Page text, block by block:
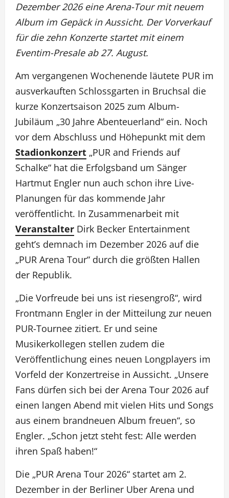
Dezember 2026 eine Arena-Tour mit neuem
Album im Gepäck in Aussicht. Der Vorverkauf
für die zehn Konzerte startet mit einem
Eventim-Presale ab 27. August.
Am vergangenen Wochenende läutete PUR im
ausverkauften Schlossgarten in Bruchsal die
kurze Konzertsaison 2025 zum Album-
Jubiläum „30 Jahre Abenteuerland“ ein. Noch
vor dem Abschluss und Höhepunkt mit dem
Stadionkonzert „PUR and Friends auf
Schalke“ hat die Erfolgsband um Sänger
Hartmut Engler nun auch schon ihre Live-
Planungen für das kommende Jahr
veröffentlicht. In Zusammenarbeit mit
Veranstalter Dirk Becker Entertainment
geht’s demnach im Dezember 2026 auf die
„PUR Arena Tour“ durch die größten Hallen
der Republik.
„Die Vorfreude bei uns ist riesengroß“, wird
Frontmann Engler in der Mitteilung zur neuen
PUR-Tournee zitiert. Er und seine
Musikerkollegen stellen zudem die
Veröffentlichung eines neuen Longplayers im
Vorfeld der Konzertreise in Aussicht. „Unsere
Fans dürfen sich bei der Arena Tour 2026 auf
einen langen Abend mit vielen Hits und Songs
aus einem brandneuen Album freuen“, so
Engler. „Schon jetzt steht fest: Alle werden
ihren Spaß haben!“
Die „PUR Arena Tour 2026“ startet am 2.
Dezember in der Berliner Uber Arena und